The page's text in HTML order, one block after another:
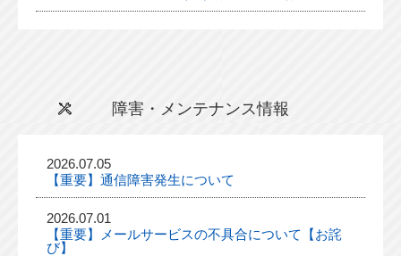
障害・メンテナンス情報
2026.07.05
【重要】通信障害発生について
2026.07.01
【重要】メールサービスの不具合について【お詫
び】